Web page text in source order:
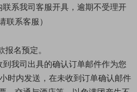
系我司客服开具，逾期不受理开
联系客服）
报名预定。
到我司出具的确认订单邮件作为您
时内发送，在未收到订单确认邮件